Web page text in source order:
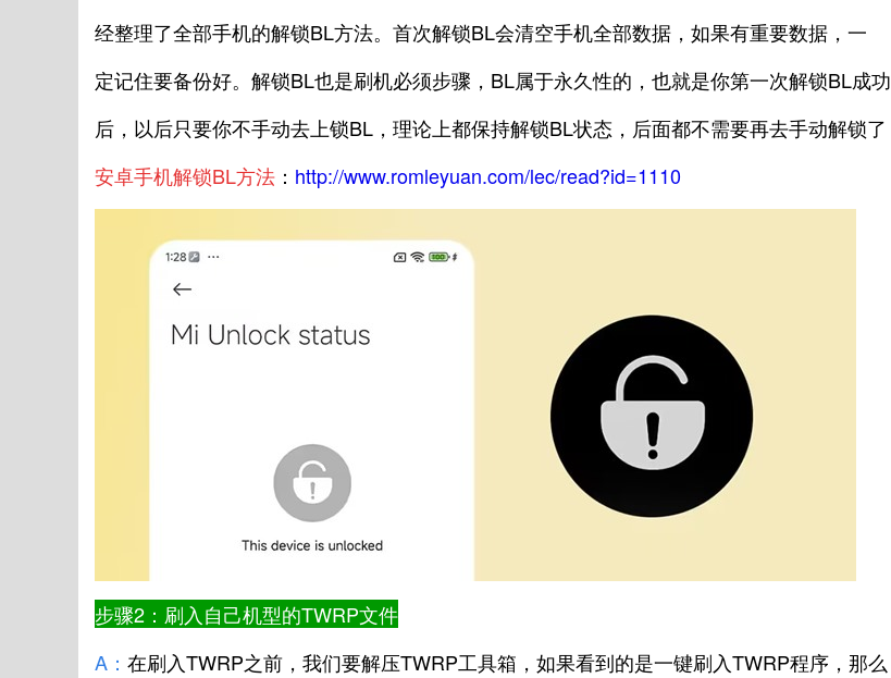
经整理了全部手机的解锁BL方法。首次解锁BL会清空手机全部数据，如果有重要数据，一
定记住要备份好。解锁BL也是刷机必须步骤，BL属于永久性的，也就是你第一次解锁BL成功
后，以后只要你不手动去上锁BL，理论上都保持解锁BL状态，后面都不需要再去手动解锁了
安卓手机解锁BL方法 ： http://www.romleyuan.com/lec/read?id=1110
步骤2：刷入自己机型的TWRP文件
A： 在刷入TWRP之前，我们要解压TWRP工具箱，如果看到的是一键刷入TWRP程序，那么